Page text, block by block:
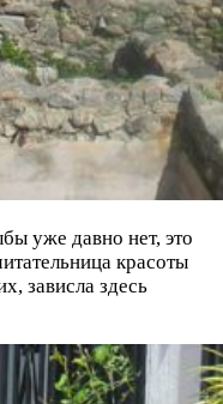
уже давно нет, это
красоты
зависла здесь